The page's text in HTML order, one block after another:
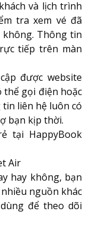
và lịch trình
tra xem vé đã
không. Thông tin
tiếp trên màn
được website
thể gọi điện hoặc
liên hệ luôn có
bạn kịp thời.
tại HappyBook
Air
hay không, bạn
nguồn khác
để theo dõi